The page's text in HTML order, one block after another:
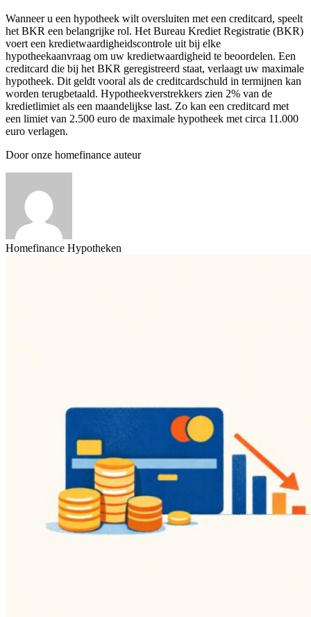
Wanneer u een hypotheek wilt oversluiten met een creditcard, speelt
het BKR een belangrijke rol. Het Bureau Krediet Registratie (BKR)
voert een kredietwaardigheidscontrole uit bij elke
hypotheekaanvraag om uw kredietwaardigheid te beoordelen. Een
creditcard die bij het BKR geregistreerd staat, verlaagt uw maximale
hypotheek. Dit geldt vooral als de creditcardschuld in termijnen kan
worden terugbetaald. Hypotheekverstrekkers zien 2% van de
kredietlimiet als een maandelijkse last. Zo kan een creditcard met
een limiet van 2.500 euro de maximale hypotheek met circa 11.000
euro verlagen.
Door onze homefinance auteur
Homefinance Hypotheken